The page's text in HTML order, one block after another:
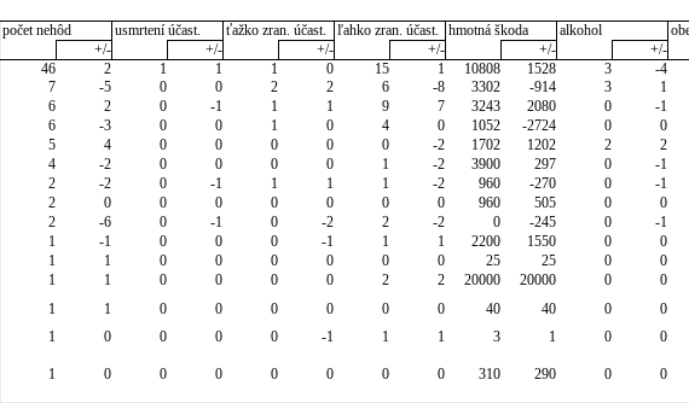
počet nehôd usmrtení účast. ťažko zran. účast. ľahko zran. účast. hmotná škoda alkohol
+/-
+/- +/- +/- +/- +/-
46 2 1 1 1 0 15 1 10808 1528 3 -4
7 -5 0 0 2 2 6 -8 3302 -914 3 1
6 2 0 -1 1 1 9 7 3243 2080 0 -1
6 -3 0 0 1 0 4 0 1052 -2724 0 0
5 4 0 0 0 0 0 -2 1702 1202 2 2
4 -2 0 0 0 0 1 -2 3900 297 0 -1
2 -2 0 -1 1 1 1 -2 960 -270 0 -1
2 0 0 0 0 0 0 0 960 505 0 0
2 -6 0 -1 0 -2 2 -2 0 -245 0 -1
1 -1 0 0 0 -1 1 1 2200 1550 0 0
1 1 0 0 0 0 0 0 25 25 0 0
1 1 0 0 0 0 2 2 20000 20000 0 0
1 1 0 0 0 0 0 0 40 40 0 0
1 0 0 0 0 -1 1 1 3 1 0 0
1 0 0 0 0 0 0 0 310 290 0 0